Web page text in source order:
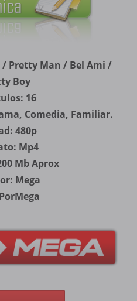
Pretty Man / Bel Ami /
Boy
16
Comedia, Familiar.
480p
Mp4
Mb Aprox
Mega